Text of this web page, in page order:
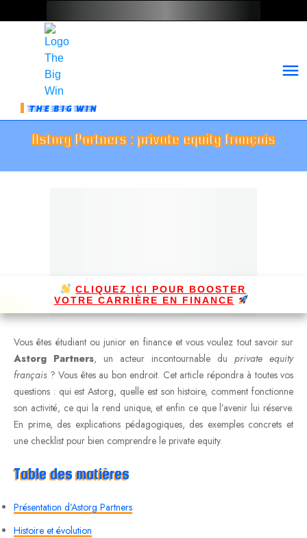
THE BIG WIN
Astorg Partners : private equity français
CLIQUEZ ICI POUR BOOSTER
VOTRE CARRIÈRE EN FINANCE
Vous êtes étudiant ou junior en finance et vous voulez tout savoir sur
Astorg Partners, un acteur incontournable du private equity
français? Vous êtes au bon endroit. Cet article répondra à toutes vos
questions : qui est Astorg, quelle est son histoire, comment fonctionne
son activité, ce qui la rend unique, et enfin ce que l’avenir lui réserve.
En prime, des explications pédagogiques, des exemples concrets et
une checklist pour bien comprendre le private equity.
Table des matières
Présentation d’Astorg Partners
Histoire et évolution